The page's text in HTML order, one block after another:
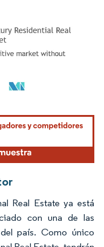
según CC BY 4.0.
Real Estate ya está
con una de las
país. Como único